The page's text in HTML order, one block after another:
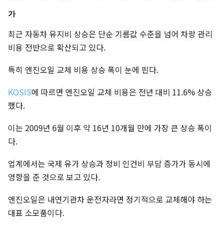
가
최근 자동차 유지비 상승은 단순 기름값 수준을 넘어 차량 관리
비용 전반으로 확산되고 있다.
특히 엔진오일 교체 비용 상승 폭이 눈에 띈다.
KOSIS에 따르면 엔진오일 교체 비용은 전년 대비 11.6% 상승
했다.
이는 2009년 6월 이후 약 16년 10개월 만에 가장 큰 상승 폭이
다.
업계에서는 국제 유가 상승과 정비 인건비 부담 증가가 동시에
영향을 준 것으로 보고 있다.
엔진오일은 내연기관차 운전자라면 정기적으로 교체해야 하는
대표 소모품이다.